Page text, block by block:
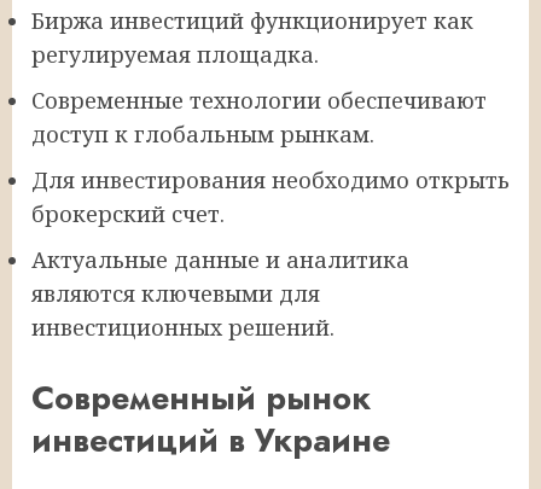
Биржа инвестиций функционирует как
регулируемая площадка.
Современные технологии обеспечивают
доступ к глобальным рынкам.
Для инвестирования необходимо открыть
брокерский счет.
Актуальные данные и аналитика
являются ключевыми для
инвестиционных решений.
Современный рынок
инвестиций в Украине